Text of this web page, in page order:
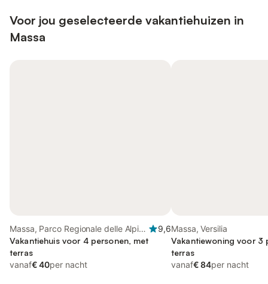
Voor jou geselecteerde vakantiehuizen in
Massa
Massa, Parco Regionale delle Alpi
Apuane
9,6
Vakantiehuis voor 4 personen, met
terras
vanaf€ 40per nacht
Massa, Versilia
Vakantiewoning voor 3
terras
vanaf€ 84per nacht